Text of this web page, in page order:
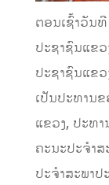
ຕອນເຊົ້າວັນ
ປະຊາຊົນແຂ
ປະຊາຊົນແຂ
ເປັນປະທານ
ແຂວງ, ປະທ
ຄະນະປະຈໍາ
ປະຈໍາສະພາ